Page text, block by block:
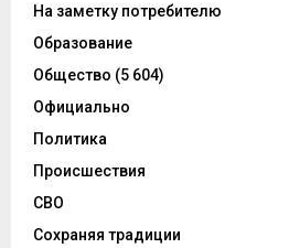
На заметку потребителю
Образование
Общество (5 604)
Официально
Политика
Происшествия
СВО
Сохраняя традиции